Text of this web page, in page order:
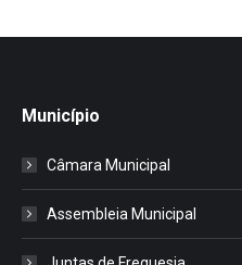
Município
Câmara Municipal
Assembleia Municipal